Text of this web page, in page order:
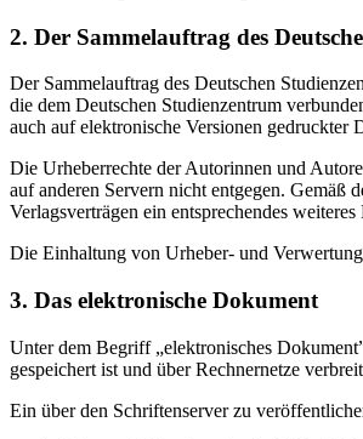
2. Der Sammelauftrag des
Der Sammelauftrag des Deutschen
die dem Deutschen Studienzentrum
auch auf elektronische Versionen gedruckter
Die Urheberrechte der Autorinnen und
auf anderen Servern nicht entgegen. Gemäß
Verlagsverträgen ein entsprechendes
Die Einhaltung von Urheber- und
3. Das elektronische Dokument
Unter dem Begriff „elektronisches
gespeichert ist und über Rechnernetze
Ein über den Schriftenserver zu